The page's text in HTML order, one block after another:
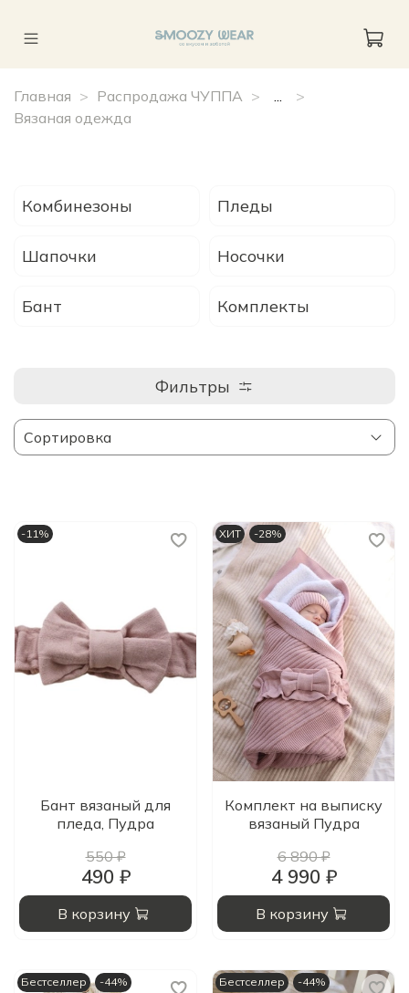
Главная Распродажа ЧУППА
Вязаная одежда
Комбинезоны Пледы
Шапочки Носочки
Бант Комплекты
Фильтры
-11%
Бант вязаный для
пледа, Пудра
550 ₽
490 ₽
В корзину
ХИТ -28%
Комплект на выписку
вязаный Пудра
6 890 ₽
4 990 ₽
В корзину
Бестселлер -44% Бестселлер -44%